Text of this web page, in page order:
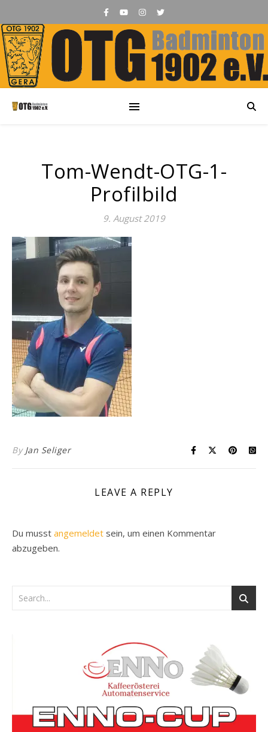
Tom-Wendt-OTG-1-
Profilbild
9. August 2019
By Jan Seliger
LEAVE A REPLY
Du musst angemeldet sein, um einen Kommentar
abzugeben.